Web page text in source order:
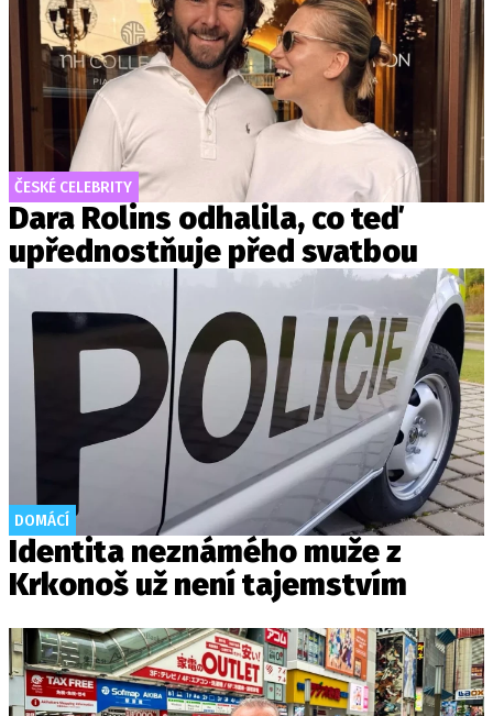
ČESKÉ CELEBRITY
Dara Rolins odhalila, co teď
upřednostňuje před svatbou
DOMÁCÍ
Identita neznámého muže z
Krkonoš už není tajemstvím